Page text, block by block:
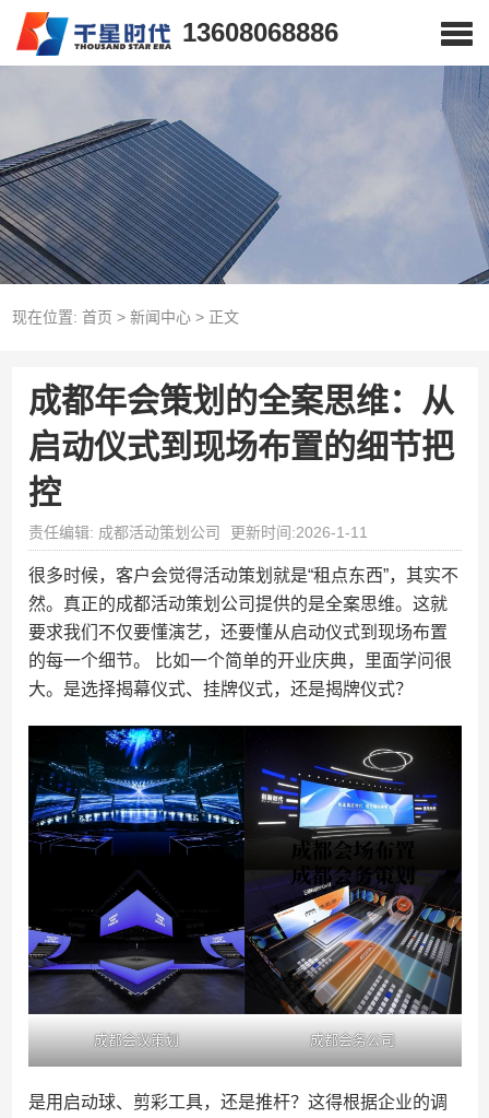
13608068886
现在位置: 首页 > 新闻中心> 正文
成都年会策划的全案思维：从
启动仪式到现场布置的细节把
控
责任编辑: 成都活动策划公司 更新时间:2026-1-11
很多时候，客户会觉得活动策划就是“租点东西”，其实不
然。真正的成都活动策划公司提供的是全案思维。这就
要求我们不仅要懂演艺，还要懂从启动仪式到现场布置
的每一个细节。 比如一个简单的开业庆典，里面学问很
大。是选择揭幕仪式、挂牌仪式，还是揭牌仪式？
成都会议策划 成都会务公司
是用启动球、剪彩工具，还是推杆？这得根据企业的调